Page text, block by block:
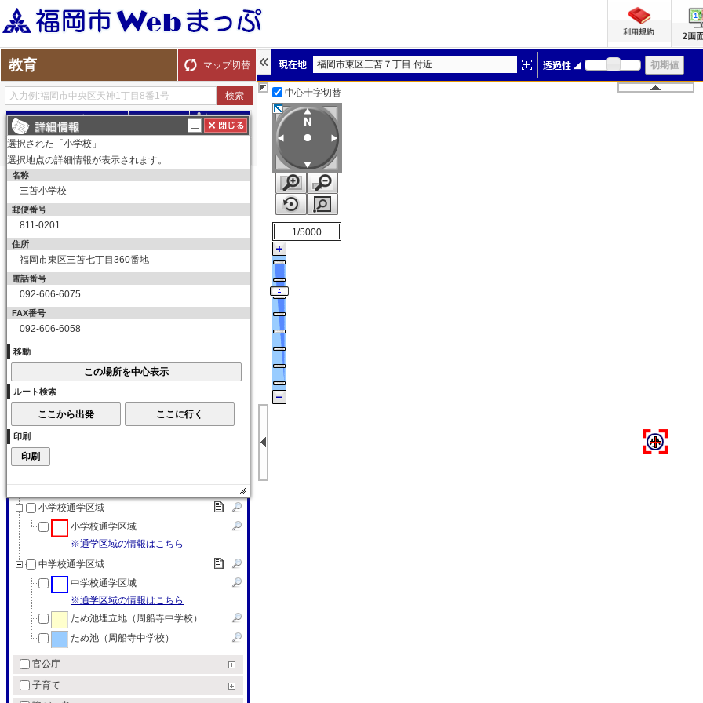
教育 マップ切替
探す ルート
教育
小学校
小学校
中学校
高等学校
大学
各種学校
各種学校
特別支援学校
教育（その他）
教育（その他）
小学校通学区域
小学校通学区域
※通学区域の情報はこちら
中学校通学区域
中学校通学区域
※通学区域の情報はこちら
ため池埋立地（周船寺中学校）
ため池（周船寺中学校）
官公庁
子育て
福岡市東区三苫７丁目 付近
中心十字切替
1/5000
選択された「小学校」
選択地点の詳細情報が表示されます。
名称
三苫小学校
郵便番号
811-0201
住所
福岡市東区三苫七丁目360番地
電話番号
092-606-6075
FAX番号
092-606-6058
移動
ルート検索
印刷